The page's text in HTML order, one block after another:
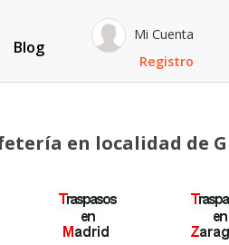
Blog
Mi Cuenta
Registro
en localidad de